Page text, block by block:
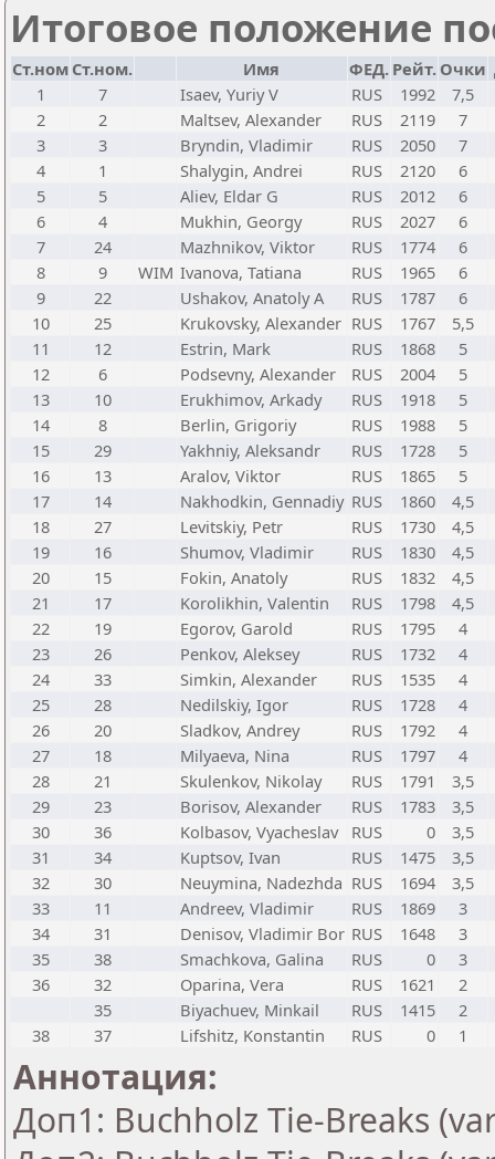
Итоговое положение
Ст.ном Ст.ном. Имя ФЕД. Рейт. Очки
1
7 Isaev, Yuriy V RUS 1992
7,5
2
2 Maltsev, Alexander RUS 2119
7
3
3 Bryndin, Vladimir RUS 2050
7
4
1 Shalygin, Andrei RUS 2120
6
5
5 Aliev, Eldar G RUS 2012
6
6
4 Mukhin, Georgy RUS 2027
6
7
24 Mazhnikov, Viktor RUS 1774
6
8
9 WIM Ivanova, Tatiana RUS 1965
6
9
22 Ushakov, Anatoly A RUS 1787
6
10
25 Krukovsky, Alexander RUS 1767
5,5
11
12 Estrin, Mark RUS 1868
5
12
6 Podsevny, Alexander RUS 2004
5
13
10 Erukhimov, Arkady RUS 1918
5
14
8 Berlin, Grigoriy RUS 1988
5
15
29 Yakhniy, Aleksandr RUS 1728
5
16
13 Aralov, Viktor RUS 1865
5
17
14 Nakhodkin, Gennadiy RUS 1860
4,5
18
27 Levitskiy, Petr RUS 1730
4,5
19
16 Shumov, Vladimir RUS 1830
4,5
20
15 Fokin, Anatoly RUS 1832
4,5
21
17 Korolikhin, Valentin RUS 1798
4,5
22
19 Egorov, Garold RUS 1795
4
23
26 Penkov, Aleksey RUS 1732
4
24
33 Simkin, Alexander RUS 1535
4
25
28 Nedilskiy, Igor RUS 1728
4
26
20 Sladkov, Andrey RUS 1792
4
27
18 Milyaeva, Nina RUS 1797
4
28
21 Skulenkov, Nikolay RUS 1791
3,5
29
23 Borisov, Alexander RUS 1783
3,5
30
36 Kolbasov, Vyacheslav RUS 0
3,5
31
34 Kuptsov, Ivan RUS 1475
3,5
32
30 Neuymina, Nadezhda RUS 1694
3,5
33
11 Andreev, Vladimir RUS 1869
3
34
31 Denisov, Vladimir Bor RUS 1648
3
35
38 Smachkova, Galina RUS 0
3
36
32 Oparina, Vera RUS 1621
2
35
Biyachuev, Minkail RUS 1415
2
38
37 Lifshitz, Konstantin RUS 0 1
Аннотация:
Доп1: Buchholz Tie-Breaks